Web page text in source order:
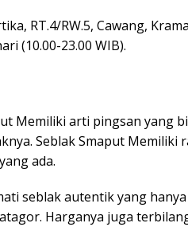
RT.4/RW.5, Cawang,
(10.00-23.00 WIB).
Memiliki arti pingsan yang
Seblak Smaput Memiliki
ada.
seblak autentik yang
Harganya juga